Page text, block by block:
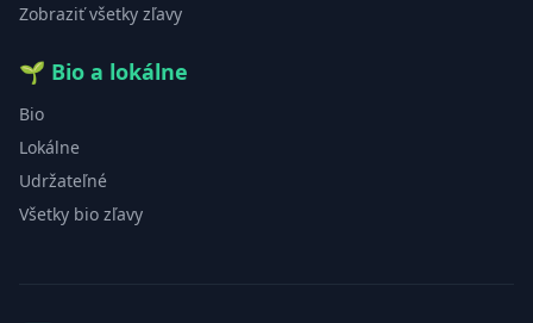
Zobraziť všetky zľavy
🌱 Bio a lokálne
Bio
Lokálne
Udržateľné
Všetky bio zľavy